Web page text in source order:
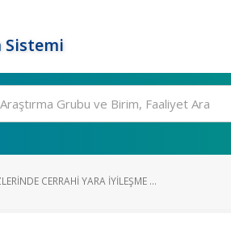
Sistemi
CERRAHI YARA IYILEŞME ...